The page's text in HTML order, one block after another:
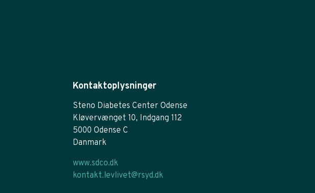
Kontaktoplysninger
Steno Diabetes Center Odense
Kløvervænget 10, Indgang 112
5000 Odense C
Danmark
www.sdco.dk
kontakt.levlivet@rsyd.dk